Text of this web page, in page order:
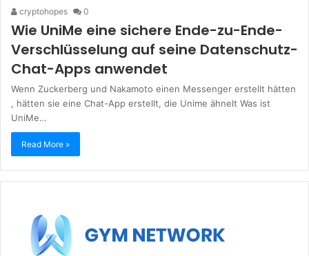
cryptohopes 0
Wie UniMe eine sichere Ende-zu-Ende-
Verschlüsselung auf seine Datenschutz-
Chat-Apps anwendet
Wenn Zuckerberg und Nakamoto einen Messenger erstellt hätten
, hätten sie eine Chat-App erstellt, die Unime ähnelt Was ist
UniMe…
Read More »